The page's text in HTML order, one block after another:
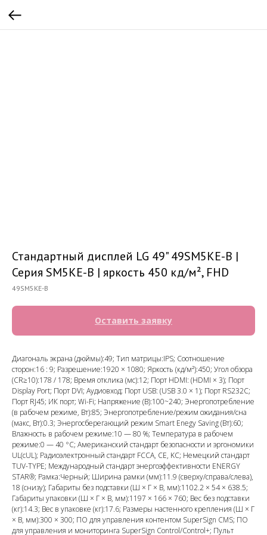
Стандартный дисплей LG 49" 49SM5KE-B |
Серия SM5KE-B | яркость 450 кд/м², FHD
49SM5KE-B
Оставить заявку
Диагональ экрана (дюймы):49; Тип матрицы:IPS; Соотношение
сторон:16 : 9; Разрешение:1920 × 1080; Яркость (кд/м²):450; Угол обзора
(CR≥10):178 / 178; Время отклика (мс):12; Порт HDMI: (HDMI × 3); Порт
Display Port; Порт DVI; Аудиовход; Порт USB: (USB 3.0 × 1); Порт RS232C;
Порт RJ45; ИК порт; Wi-Fi; Напряжение (В):100~240; Энергопотребление
(в рабочем режиме, Вт):85; Энергопотребление/режим ожидания/сна
(макс, Вт):0.3; Энергосберегающий режим Smart Enegy Saving (Вт):60;
Влажность в рабочем режиме:10 — 80 %; Температура в рабочем
режиме:0 — 40 °C; Американский стандарт безопасности и эргономики
UL(cUL); Радиоэлектронный стандарт FCCA, CE, KC; Немецкий стандарт
TUV-TYPE; Международный стандарт энергоэффективности ENERGY
STAR®; Рамка:Черный; Ширина рамки (мм):11.9 (сверху/справа/слева),
18 (снизу); Габариты без подставки (Ш × Г × В, мм):1102.2 × 54 × 638.5;
Габариты упаковки (Ш × Г × В, мм):1197 × 166 × 760; Вес без подставки
(кг):14.3; Вес в упаковке (кг):17.6; Размеры настенного крепления (Ш × Г
× В, мм):300 × 300; ПО для управления контентом SuperSign CMS; ПО
для управления и мониторинга SuperSign Control/Control+; Пульт